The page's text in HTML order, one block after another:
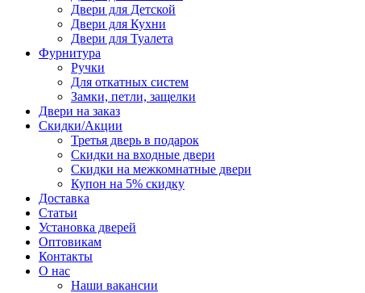
Двери для Детской
Двери для Кухни
Двери для Туалета
Фурнитура
Ручки
Для откатных систем
Замки, петли, защелки
Двери на заказ
Скидки/Акции
Третья дверь в подарок
Скидки на входные двери
Скидки на межкомнатные двери
Купон на 5% скидку
Доставка
Статьи
Установка дверей
Оптовикам
Контакты
О нас
Наши вакансии